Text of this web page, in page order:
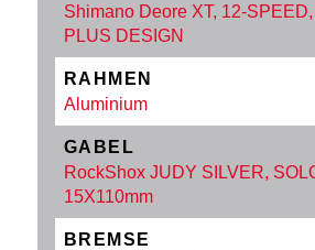
Shimano Deore XT, 12-
PLUS DESIGN
RAHMEN
Aluminium
GABEL
RockShox JUDY SILVER,
15X110mm
BREMSE